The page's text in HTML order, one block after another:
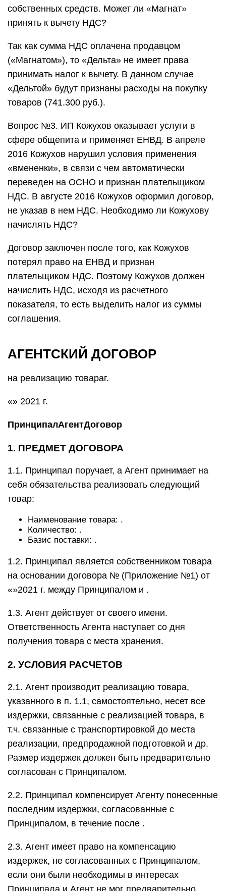
собственных средств. Может ли «Магнат»
принять к вычету НДС?
Так как сумма НДС оплачена продавцом
(«Магнатом»), то «Дельта» не имеет права
принимать налог к вычету. В данном случае
«Дельтой» будут признаны расходы на покупку
товаров (741.300 руб.).
Вопрос №3. ИП Кожухов оказывает услуги в
сфере общепита и применяет ЕНВД. В апреле
2016 Кожухов нарушил условия применения
«вмененки», в связи с чем автоматически
переведен на ОСНО и признан плательщиком
НДС. В августе 2016 Кожухов оформил договор,
не указав в нем НДС. Необходимо ли Кожухову
начислять НДС?
Договор заключен после того, как Кожухов
потерял право на ЕНВД и признан
плательщиком НДС. Поэтому Кожухов должен
начислить НДС, исходя из расчетного
показателя, то есть выделить налог из суммы
соглашения.
АГЕНТСКИЙ ДОГОВОР
на реализацию товараг.
«» 2021 г.
ПринципалАгентДоговор
1. ПРЕДМЕТ ДОГОВОРА
1.1. Принципал поручает, а Агент принимает на
себя обязательства реализовать следующий
товар:
Наименование товара: .
Количество: .
Базис поставки: .
1.2. Принципал является собственником товара
на основании договора № (Приложение №1) от
«»2021 г. между Принципалом и .
1.3. Агент действует от своего имени.
Ответственность Агента наступает со дня
получения товара с места хранения.
2. УСЛОВИЯ РАСЧЕТОВ
2.1. Агент производит реализацию товара,
указанного в п. 1.1, самостоятельно, несет все
издержки, связанные с реализацией товара, в
т.ч. связанные с транспортировкой до места
реализации, предпродажной подготовкой и др.
Размер издержек должен быть предварительно
согласован с Принципалом.
2.2. Принципал компенсирует Агенту понесенные
последним издержки, согласованные с
Принципалом, в течение после .
2.3. Агент имеет право на компенсацию
издержек, не согласованных с Принципалом,
если они были необходимы в интересах
Принципала и Агент не мог предварительно